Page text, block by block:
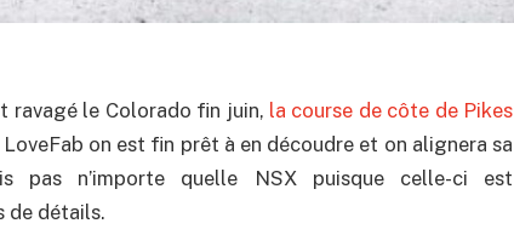
ravagé le Colorado fin juin, la course de côte de Pikes
LoveFab on est fin prêt à en découdre et on alignera sa
pas n’importe quelle NSX puisque celle-ci est
de détails.